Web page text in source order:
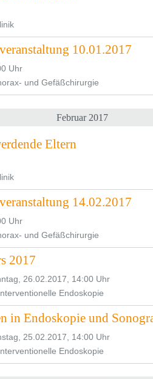
10.01.2017
Uhr
und Gefäßchirurgie
Februar 2017
Eltern
14.02.2017
Uhr
und Gefäßchirurgie
2017
26.02.2017, 14:00 Uhr
Endoskopie
in Endoskopie und
25.02.2017, 14:00 Uhr
Endoskopie